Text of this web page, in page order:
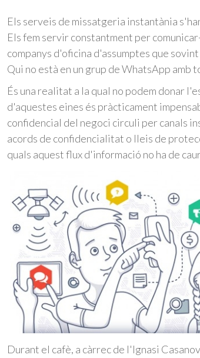
Els serveis de missatgeria instantània
Els fem servir constantment per
companys d'oficina d'assumptes que
Qui no està en un grup de WhatsApp amb
És una realitat a la qual no podem donar
d'aquestes eines és pràcticament
confidencial del negoci circuli per canals
acords de confidencialitat o lleis de
quals aquest flux d'informació no ha de
Durant el cafè, a càrrec de l'Ignasi